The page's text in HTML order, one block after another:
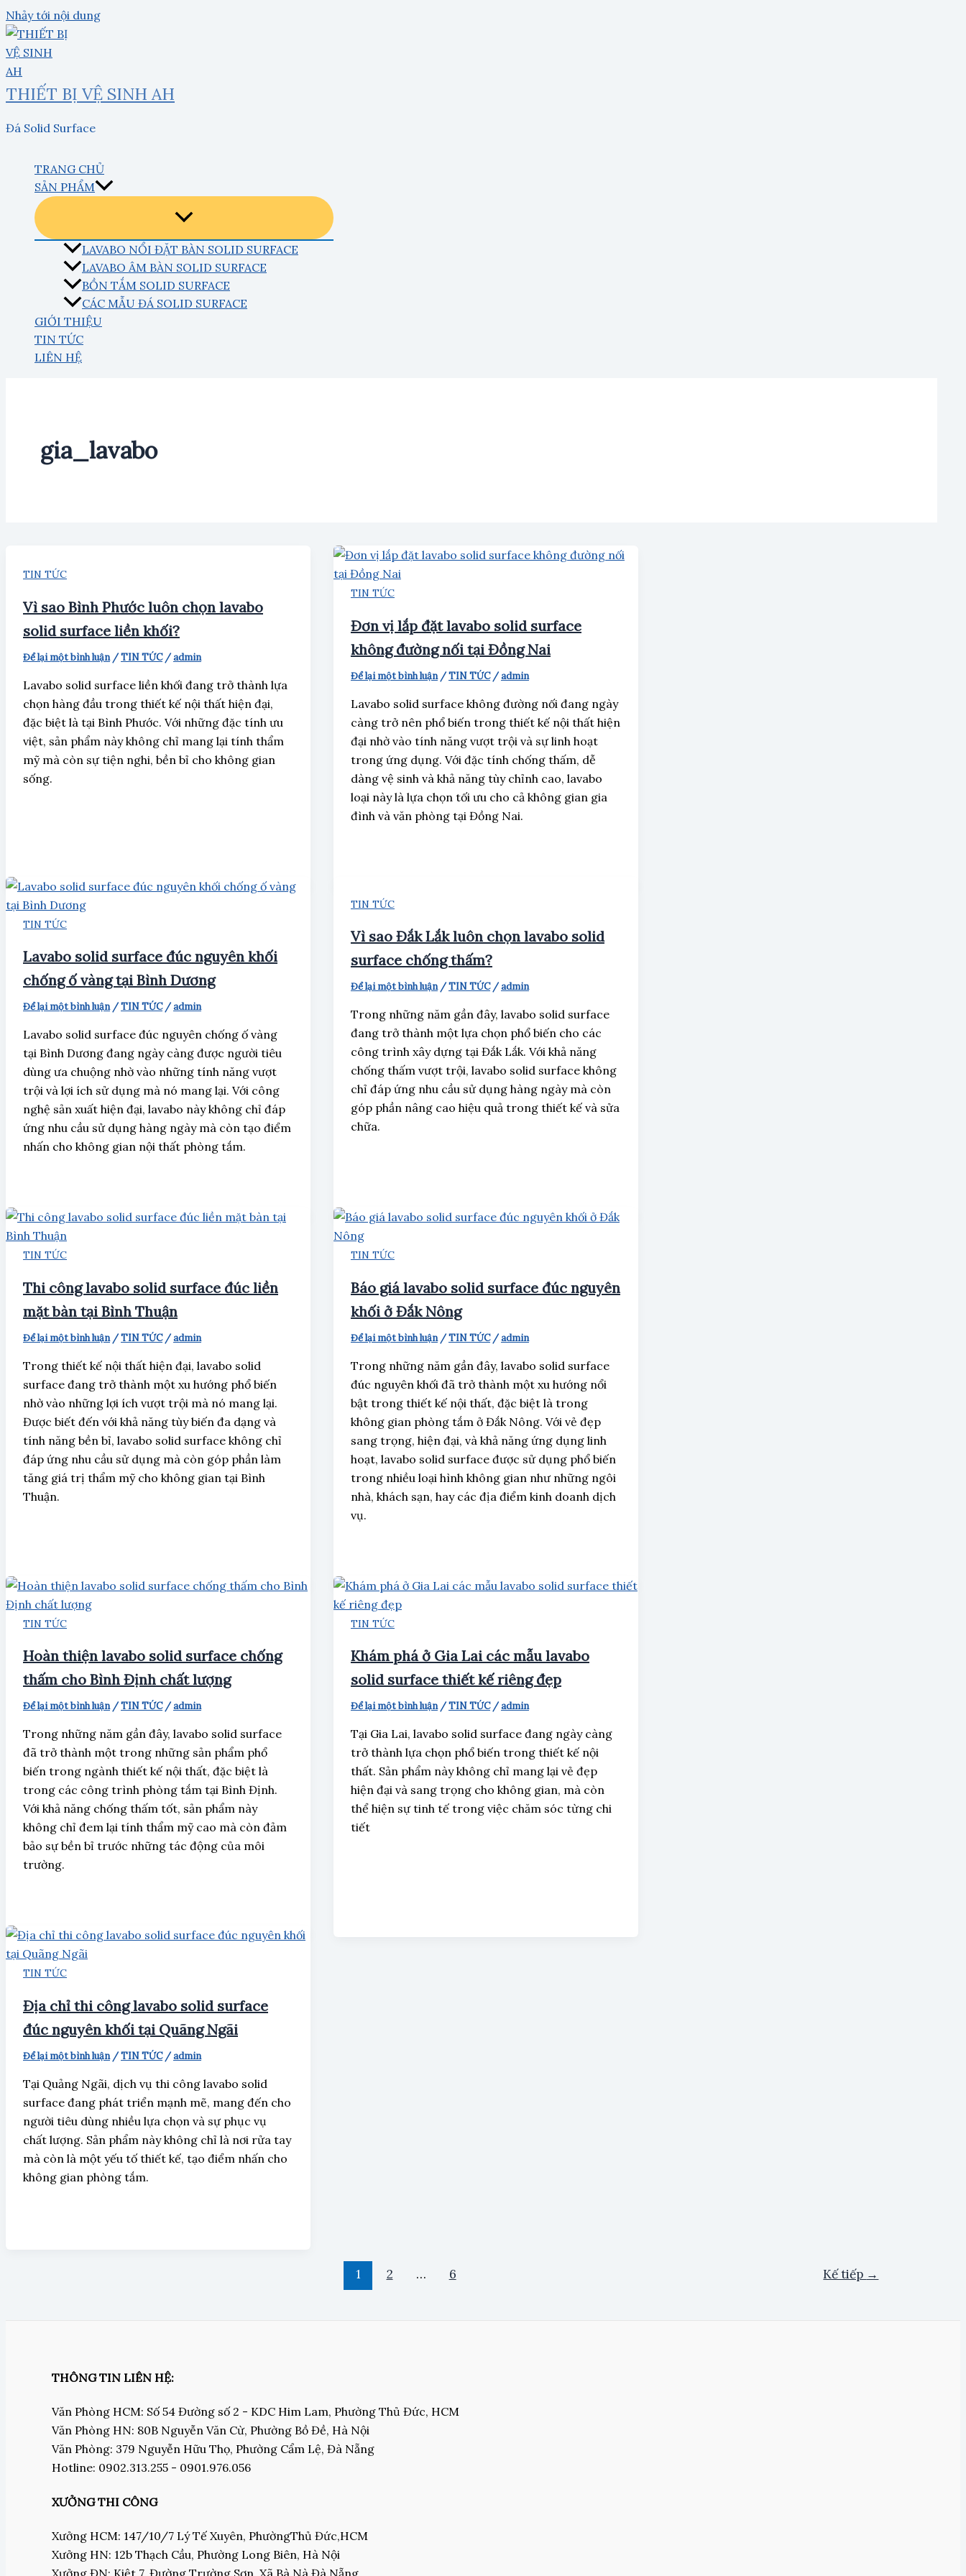
Nhảy tới nội dung
THIẾT BỊ VỆ SINH AH
Đá Solid Surface
TRANG CHỦ
SẢN PHẨM
LAVABO NỔI ĐẶT BÀN SOLID SURFACE
LAVABO ÂM BÀN SOLID SURFACE
BỒN TẮM SOLID SURFACE
CÁC MẪU ĐÁ SOLID SURFACE
GIỚI THIỆU
TIN TỨC
LIÊN HỆ
gia_lavabo
TIN TỨC
Vì sao Bình Phước luôn chọn lavabo
solid surface liền khối?
Để lại một bình luận /TIN TỨC/admin
Lavabo solid surface liền khối đang trở thành lựa
chọn hàng đầu trong thiết kế nội thất hiện đại,
đặc biệt là tại Bình Phước. Với những đặc tính ưu
việt, sản phẩm này không chỉ mang lại tính thẩm
mỹ mà còn sự tiện nghi, bền bỉ cho không gian
sống.
TIN TỨC
Đơn vị lắp đặt lavabo solid surface
không đường nối tại Đồng Nai
Để lại một bình luận /TIN TỨC/admin
Lavabo solid surface không đường nối đang ngày
càng trở nên phổ biến trong thiết kế nội thất hiện
đại nhờ vào tính năng vượt trội và sự linh hoạt
trong ứng dụng. Với đặc tính chống thấm, dễ
dàng vệ sinh và khả năng tùy chỉnh cao, lavabo
loại này là lựa chọn tối ưu cho cả không gian gia
đình và văn phòng tại Đồng Nai.
TIN TỨC
Lavabo solid surface đúc nguyên khối
chống ố vàng tại Bình Dương
Để lại một bình luận /TIN TỨC/admin
Lavabo solid surface đúc nguyên chống ố vàng
tại Bình Dương đang ngày càng được người tiêu
dùng ưa chuộng nhờ vào những tính năng vượt
trội và lợi ích sử dụng mà nó mang lại. Với công
nghệ sản xuất hiện đại, lavabo này không chỉ đáp
ứng nhu cầu sử dụng hàng ngày mà còn tạo điểm
nhấn cho không gian nội thất phòng tắm.
TIN TỨC
Vì sao Đắk Lắk luôn chọn lavabo solid
surface chống thấm?
Để lại một bình luận /TIN TỨC/admin
Trong những năm gần đây, lavabo solid surface
đang trở thành một lựa chọn phổ biến cho các
công trình xây dựng tại Đắk Lắk. Với khả năng
chống thấm vượt trội, lavabo solid surface không
chỉ đáp ứng nhu cầu sử dụng hàng ngày mà còn
góp phần nâng cao hiệu quả trong thiết kế và sửa
chữa.
TIN TỨC
Thi công lavabo solid surface đúc liền
mặt bàn tại Bình Thuận
Để lại một bình luận /TIN TỨC/admin
Trong thiết kế nội thất hiện đại, lavabo solid
surface đang trở thành một xu hướng phổ biến
nhờ vào những lợi ích vượt trội mà nó mang lại.
Được biết đến với khả năng tùy biến đa dạng và
tính năng bền bỉ, lavabo solid surface không chỉ
đáp ứng nhu cầu sử dụng mà còn góp phần làm
tăng giá trị thẩm mỹ cho không gian tại Bình
Thuận.
TIN TỨC
Báo giá lavabo solid surface đúc nguyên
khối ở Đắk Nông
Để lại một bình luận /TIN TỨC/admin
Trong những năm gần đây, lavabo solid surface
đúc nguyên khối đã trở thành một xu hướng nổi
bật trong thiết kế nội thất, đặc biệt là trong
không gian phòng tắm ở Đắk Nông. Với vẻ đẹp
sang trọng, hiện đại, và khả năng ứng dụng linh
hoạt, lavabo solid surface được sử dụng phổ biến
trong nhiều loại hình không gian như những ngôi
nhà, khách sạn, hay các địa điểm kinh doanh dịch
vụ.
TIN TỨC
Hoàn thiện lavabo solid surface chống
thấm cho Bình Định chất lượng
Để lại một bình luận /TIN TỨC/admin
Trong những năm gần đây, lavabo solid surface
đã trở thành một trong những sản phẩm phổ
biến trong ngành thiết kế nội thất, đặc biệt là
trong các công trình phòng tắm tại Bình Định.
Với khả năng chống thấm tốt, sản phẩm này
không chỉ đem lại tính thẩm mỹ cao mà còn đảm
bảo sự bền bỉ trước những tác động của môi
trường.
TIN TỨC
Khám phá ở Gia Lai các mẫu lavabo
solid surface thiết kế riêng đẹp
Để lại một bình luận /TIN TỨC/admin
Tại Gia Lai, lavabo solid surface đang ngày càng
trở thành lựa chọn phổ biến trong thiết kế nội
thất. Sản phẩm này không chỉ mang lại vẻ đẹp
hiện đại và sang trọng cho không gian, mà còn
thể hiện sự tinh tế trong việc chăm sóc từng chi
tiết
TIN TỨC
Địa chỉ thi công lavabo solid surface
đúc nguyên khối tại Quãng Ngãi
Để lại một bình luận /TIN TỨC/admin
Tại Quảng Ngãi, dịch vụ thi công lavabo solid
surface đang phát triển mạnh mẽ, mang đến cho
người tiêu dùng nhiều lựa chọn và sự phục vụ
chất lượng. Sản phẩm này không chỉ là nơi rửa tay
mà còn là một yếu tố thiết kế, tạo điểm nhấn cho
không gian phòng tắm.
1 2 … 6 Kế tiếp →
THÔNG TIN LIÊN HỆ:
Văn Phòng HCM: Số 54 Đường số 2 - KDC Him Lam, Phường Thủ Đức, HCM
Văn Phòng HN: 80B Nguyễn Văn Cừ, Phường Bồ Đề, Hà Nội
Văn Phòng: 379 Nguyễn Hữu Thọ, Phường Cẩm Lệ, Đà Nẵng
Hotline: 0902.313.255 - 0901.976.056
XƯỞNG THI CÔNG
Xưởng HCM: 147/10/7 Lý Tế Xuyên, PhườngThủ Đức,HCM
Xưởng HN: 12b Thạch Cầu, Phường Long Biên, Hà Nội
Xưởng ĐN: Kiệt 7, Đường Trường Sơn, Xã Bà Nà Đà Nẵng